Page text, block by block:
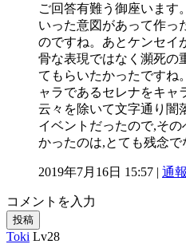
ご回答有難う御座います
いった意図があって作っ
のですね。あとケンセイ
骨な表現ではなく瀕死の
てもらいたかったですね
ャラであるセレナをキャ
云々を除いて文字通り闇
イベントだったので,そ
かったのは,とても残念で
2019年7月16日 15:57 | 通報
コメントを入力
投稿
Toki Lv28